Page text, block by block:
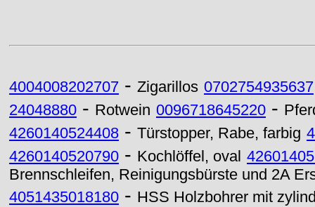
4004008202707 - Zigarillos 0702754935637
24048880 - Rotwein 0096718645220 -
4260140524408 - Türstopper, Rabe, farbig
4260140520790 - Kochlöffel, oval
Brennschleifen, Reinigungsbürste und 2A
4051435018180 - HSS Holzbohrer mit